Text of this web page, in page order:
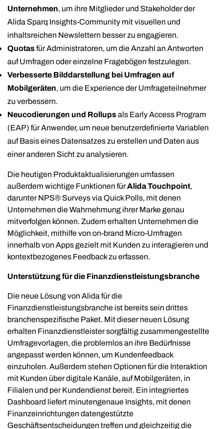
Unternehmen, um ihre Mitglieder und Stakeholder der
Alida Sparq Insights-Community mit visuellen und
inhaltsreichen Newslettern besser zu engagieren.
Quotasfür Administratoren, um die Anzahl an Antworten
auf Umfragen oder einzelne Fragebögen festzulegen.
Verbesserte Bilddarstellung bei Umfragen auf
Mobilgeräten, um die Experience der Umfrageteilnehmer
zu verbessern.
Neucodierungen und Rollupsals Early Access Program
(EAP) für Anwender, um neue benutzerdefinierte Variablen
auf Basis eines Datensatzes zu erstellen und Daten aus
einer anderen Sicht zu analysieren.
Die heutigen Produktaktualisierungen umfassen
außerdem wichtige Funktionen fürAlida Touchpoint,
darunter NPS® Surveys via Quick Polls, mit denen
Unternehmen die Wahrnehmung ihrer Marke genau
mitverfolgen können. Zudem erhalten Unternehmen die
Möglichkeit, mithilfe von on-brand Micro-Umfragen
innerhalb von Apps gezielt mit Kunden zu interagieren und
kontextbezogenes Feedback zu erfassen.
Unterstützung für die Finanzdienstleistungsbranche
Die neue Lösung von Alida für die
Finanzdienstleistungsbranche ist bereits sein drittes
branchenspezifische Paket. Mit dieser neuen Lösung
erhalten Finanzdienstleister sorgfältig zusammengestellte
Umfragevorlagen, die problemlos an ihre Bedürfnisse
angepasst werden können, um Kundenfeedback
einzuholen. Außerdem stehen Optionen für die Interaktion
mit Kunden über digitale Kanäle, auf Mobilgeräten, in
Filialen und per Kundendienst bereit. Ein integriertes
Dashboard liefert minutengenaue Insights, mit denen
Finanzeinrichtungen datengestützte
Geschäftsentscheidungen treffen und gleichzeitig die